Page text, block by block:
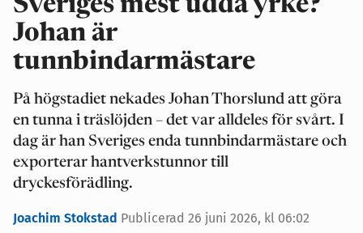
Sveriges mest udda yrke?
Johan är
tunnbindarmästare
På högstadiet nekades Johan Thorslund att göra
en tunna i träslöjden – det var alldeles för svårt. I
dag är han Sveriges enda tunnbindarmästare och
exporterar hantverkstunnor till
dryckesförädling.
Joachim Stokstad Publicerad 26 juni 2026, kl 06:02